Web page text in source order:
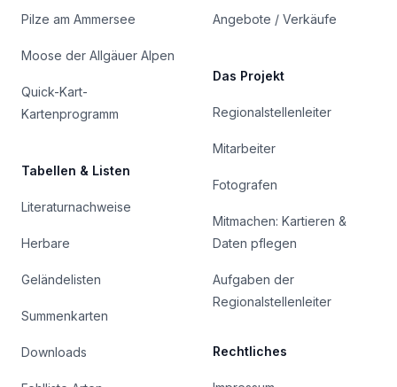
Pilze am Ammersee
Moose der Allgäuer Alpen
Quick-Kart-
Kartenprogramm
Tabellen & Listen
Literaturnachweise
Herbare
Geländelisten
Summenkarten
Downloads
Angebote / Verkäufe
Das Projekt
Regionalstellenleiter
Mitarbeiter
Fotografen
Mitmachen: Kartieren &
Daten pflegen
Aufgaben der
Regionalstellenleiter
Rechtliches